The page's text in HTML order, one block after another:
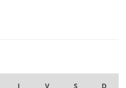
J V S D